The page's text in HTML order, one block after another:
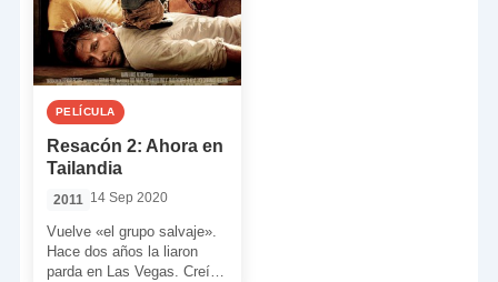
PELÍCULA
Resacón 2: Ahora en
Tailandia
2011 14 Sep 2020
Vuelve «el grupo salvaje».
Hace dos años la liaron
parda en Las Vegas. Creían